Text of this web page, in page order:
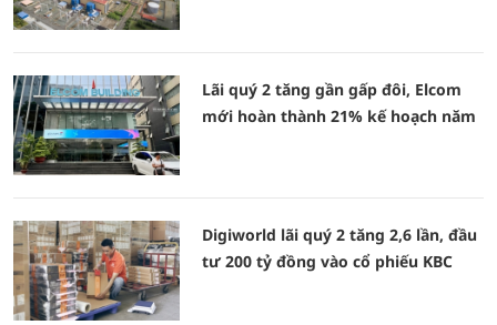
Lãi quý 2 tăng gần gấp đôi, Elcom
mới hoàn thành 21% kế hoạch năm
Digiworld lãi quý 2 tăng 2,6 lần, đầu
tư 200 tỷ đồng vào cổ phiếu KBC